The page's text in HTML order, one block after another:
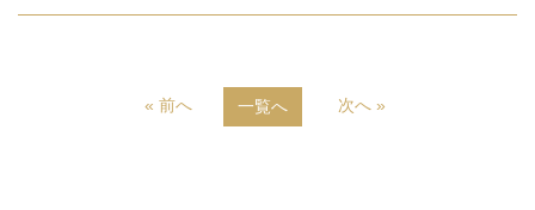
« 前へ 一覧へ 次へ »